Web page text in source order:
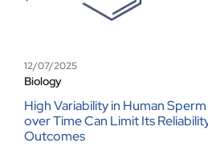
12/07/2025
Biology
High Variability in Human
over Time Can Limit Its
Outcomes